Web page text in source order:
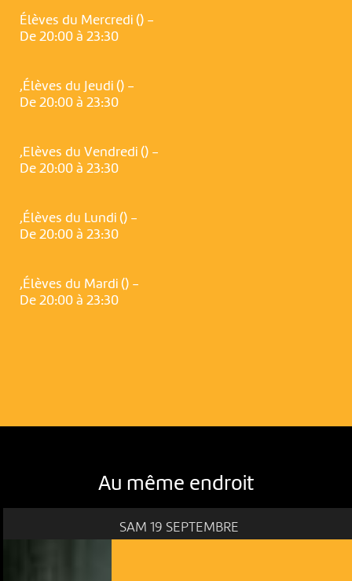
Élèves du Mercredi () -
De 20:00 à 23:30
,Élèves du Jeudi () -
De 20:00 à 23:30
,Elèves du Vendredi () -
De 20:00 à 23:30
,Élèves du Lundi () -
De 20:00 à 23:30
,Élèves du Mardi () -
De 20:00 à 23:30
Au même endroit
SAM 19 SEPTEMBRE